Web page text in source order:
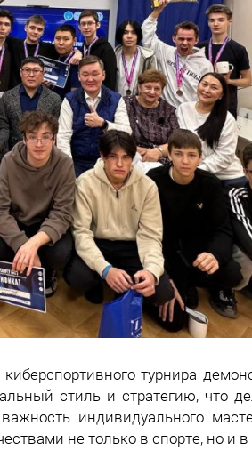
турнира
стиль и стратегию, что
индивидуального
не только в спорте, но и